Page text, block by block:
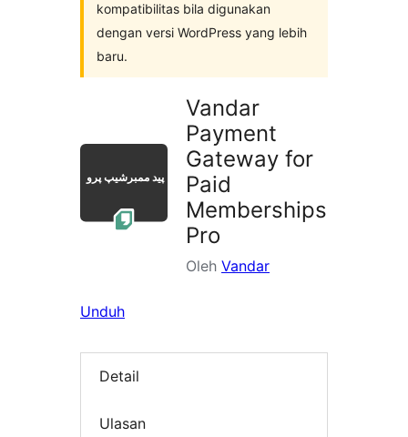
kompatibilitas bila digunakan
dengan versi WordPress yang lebih
baru.
Vandar
Payment
Gateway for
Paid
Memberships
Pro
Oleh Vandar
Unduh
Detail
Ulasan